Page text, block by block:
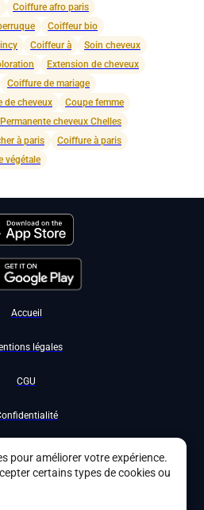
Coiffure afro paris
Coiffeur bio
Coiffeur à
Soin cheveux
Extension de cheveux
Coiffure de mariage
de cheveux
Coupe femme
Permanente cheveux Chelles
à paris
Coiffure à paris
végétale
Accueil
légales
CGU
pour améliorer votre expérience.
certains types de cookies ou